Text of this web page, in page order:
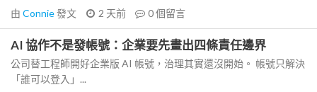
由 Connie發文 2 天前 0個留言
AI 協作不是發帳號：企業要先畫出四條責任邊界
公司替工程師開好企業版 AI 帳號，治理其實還沒開始。 帳號只解決
「誰可以登入」...